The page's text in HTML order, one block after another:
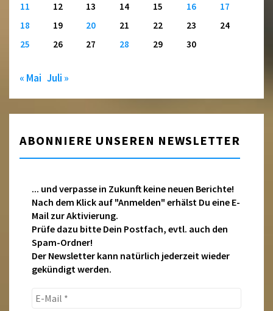
11
12 13 14 15 16
17
18
19 20 21 22 23
24
25
26 27 28 29 30
« Mai Juli »
ABONNIERE UNSEREN NEWSLETTER
... und verpasse in Zukunft keine neuen Berichte!
Nach dem Klick auf "Anmelden" erhälst Du eine E-
Mail zur Aktivierung.
Prüfe dazu bitte Dein Postfach, evtl. auch den
Spam-Ordner!
Der Newsletter kann natürlich jederzeit wieder
gekündigt werden.
E-